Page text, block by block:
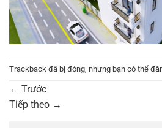
Trackback đã bị đóng, nhưng bạn có thể
← Trước
Tiếp theo →